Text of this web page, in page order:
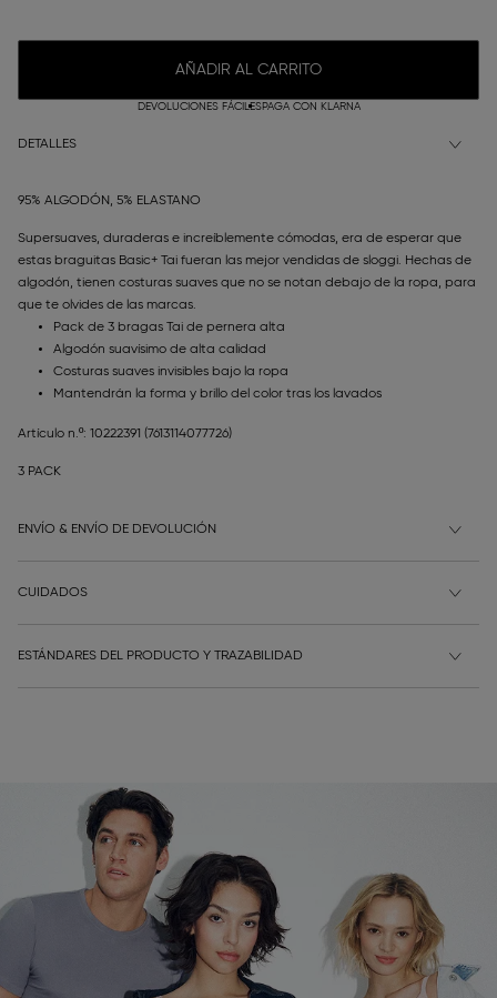
AÑADIR AL CARRITO
DEVOLUCIONES FÁCILESPAGA CON KLARNA
DETALLES
95% ALGODÓN, 5% ELASTANO
Supersuaves, duraderas e increíblemente cómodas, era de esperar que
estas braguitas Basic+ Tai fueran las mejor vendidas de sloggi. Hechas de
algodón, tienen costuras suaves que no se notan debajo de la ropa, para
que te olvides de las marcas.
Pack de 3 bragas Tai de pernera alta
Algodón suavísimo de alta calidad
Costuras suaves invisibles bajo la ropa
Mantendrán la forma y brillo del color tras los lavados
Artículo n.º: 10222391 (7613114077726)
3 PACK
ENVÍO & ENVÍO DE DEVOLUCIÓN
CUIDADOS
ESTÁNDARES DEL PRODUCTO Y TRAZABILIDAD